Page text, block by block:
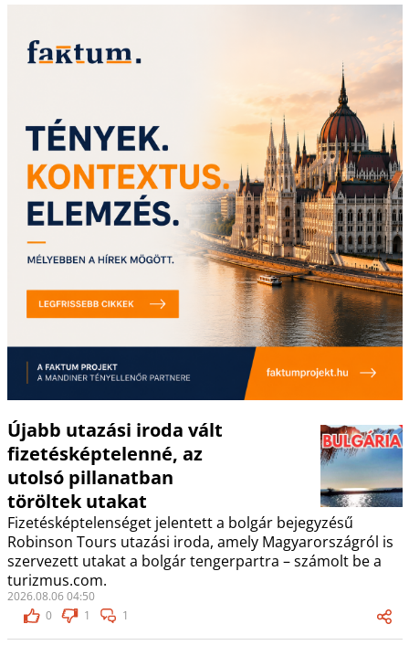
Újabb utazási iroda vált
fizetésképtelenné, az
utolsó pillanatban
töröltek utakat
Fizetésképtelenséget jelentett a bolgár bejegyzésű
Robinson Tours utazási iroda, amely Magyarországról is
szervezett utakat a bolgár tengerpartra – számolt be a
turizmus.com.
2026.08.06 04:50
0
1 1